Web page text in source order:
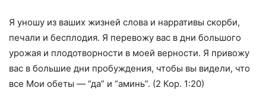
Я уношу из ваших жизней слова и нарративы скорби,
печали и бесплодия. Я перевожу вас в дни большого
урожая и плодотворности в моей верности. Я привожу
вас в большие дни пробуждения, чтобы вы видели, что
все Мои обеты — “да” и “аминь”. (2 Кор. 1:20)